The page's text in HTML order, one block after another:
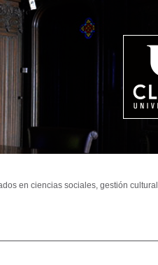
en ciencias sociales, gestión